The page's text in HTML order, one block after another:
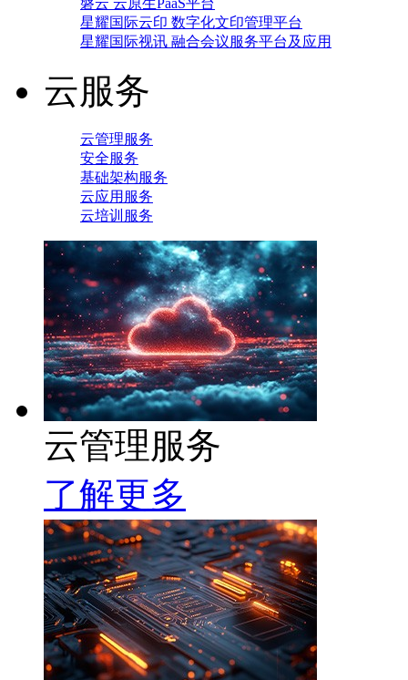
磐云 云原生PaaS平台
星耀国际云印 数字化文印管理平台
星耀国际视讯 融合会议服务平台及应用
云服务
云管理服务
安全服务
基础架构服务
云应用服务
云培训服务
云管理服务
了解更多